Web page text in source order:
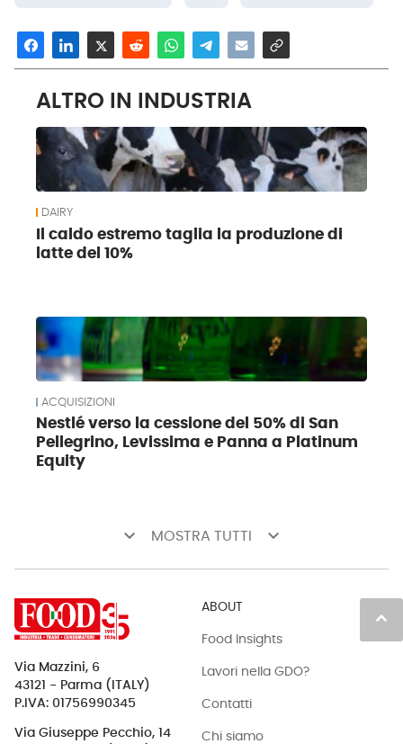
ALTRO IN INDUSTRIA
DAIRY
Il caldo estremo taglia la produzione di
latte del 10%
ACQUISIZIONI
Nestlé verso la cessione del 50% di San
Pellegrino, Levissima e Panna a Platinum
Equity
keyboard_arrow_down MOSTRA TUTTI keyboard_arrow_down
keyboard_arrow_up
Via Mazzini, 6
43121 - Parma (ITALY)
P.IVA: 01756990345
Via Giuseppe Pecchio, 14
ABOUT
Food Insights
Lavori nella GDO?
Contatti
Chi siamo